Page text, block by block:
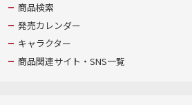
商品検索
発売カレンダー
キャラクター
商品関連サイト・SNS一覧